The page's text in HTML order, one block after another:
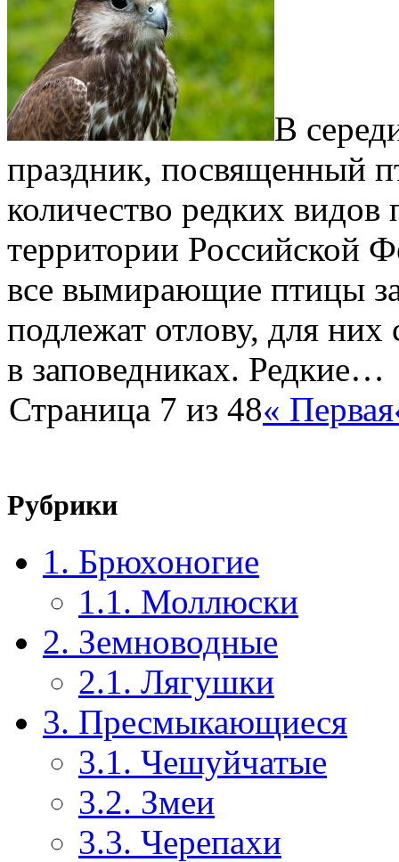
В
праздник, посвященный
количество редких
территории Российской
все вымирающие птицы
подлежат отлову, для
в заповедниках. Редкие…
Страница 7 из 48« Первая
Рубрики
1. Брюхоногие
1.1. Моллюски
2. Земноводные
2.1. Лягушки
3. Пресмыкающиеся
3.1. Чешуйчатые
3.2. Змеи
3.3. Черепахи